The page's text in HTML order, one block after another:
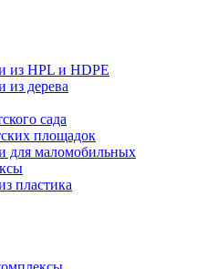
из HPL и HDPE
из дерева
сада
площадок
для маломобильных
пластика